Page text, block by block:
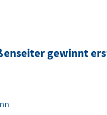
gewinnt